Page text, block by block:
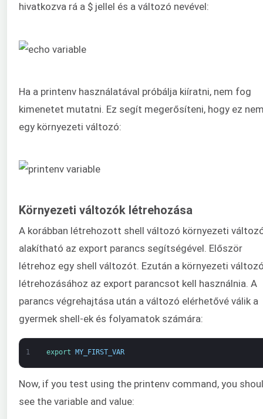
hivatkozva rá a $ jellel és a változó nevével:
Ha a printenv használatával próbálja kiíratni, nem fog
kimenetet mutatni. Ez segít megerősíteni, hogy ez
egy környezeti változó:
Környezeti változók létrehozása
A korábban létrehozott shell változó környezeti
alakítható az export parancs segítségével. Először
létrehoz egy shell változót. Ezután a környezeti
létrehozásához az export parancsot kell használnia. A
parancs végrehajtása után a változó elérhetővé válik a
gyermek shell-ek és folyamatok számára:
1 export MY_FIRST_VAR
Now, if you test using the printenv command, you
see the variable and value: